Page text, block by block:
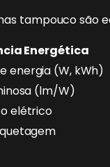
tampouco são
Energética
energia (W, kWh)
(lm/W)
elétrico